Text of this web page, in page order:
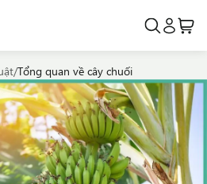
/Tổng quan về cây chuối